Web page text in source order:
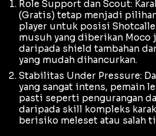
Role Support dan Scout:
(Gratis) tetap menjadi
player untuk posisi
musuh yang diberikan Moco
daripada shield tambahan
yang mudah dihancurkan.
Stabilitas Under Pressure:
yang sangat intens, pemain
pasti seperti pengurangan
daripada skill kompleks
berisiko meleset atau salah